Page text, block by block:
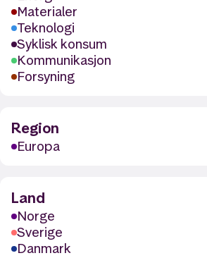
Materialer
Teknologi
Syklisk konsum
Kommunikasjon
Forsyning
Region
Europa
Land
Norge
Sverige
Danmark